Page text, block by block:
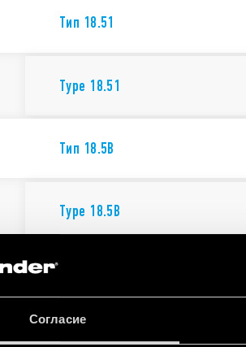
Согласие
Тип 18.51
Type 18.51
Тип 18.5B
Type 18.5B